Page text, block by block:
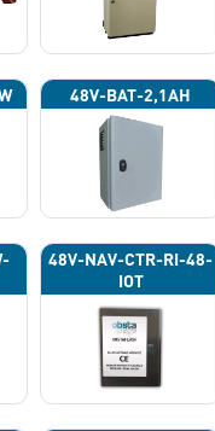
48V-BAT-2,1AH
48V-NAV-CTR-RI-48-
IOT